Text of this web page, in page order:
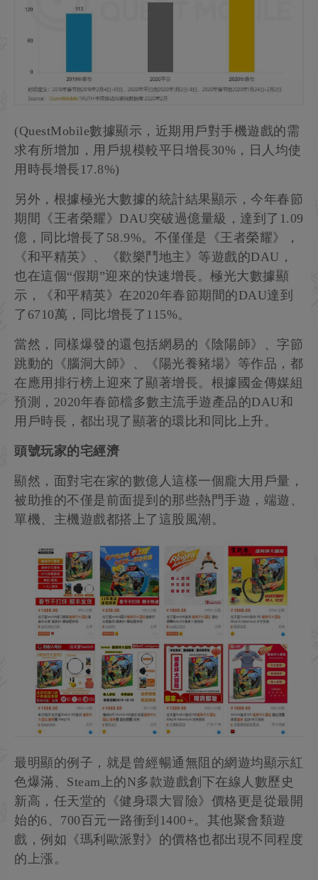
(QuestMobile數據顯示，近期用戶對手機遊戲的需
求有所增加，用戶規模較平日增長30%，日人均使
用時長增長17.8%)
另外，根據極光大數據的統計結果顯示，今年春節
期間《王者榮耀》DAU突破過億量級，達到了1.09
億，同比增長了58.9%。不僅僅是《王者榮耀》，
《和平精英》、《歡樂鬥地主》等遊戲的DAU，
也在這個“假期”迎來的快速增長。極光大數據顯
示，《和平精英》在2020年春節期間的DAU達到
了6710萬，同比增長了115%。
當然，同樣爆發的還包括網易的《陰陽師》、字節
跳動的《腦洞大師》、《陽光養豬場》等作品，都
在應用排行榜上迎來了顯著增長。根據國金傳媒組
預測，2020年春節檔多數主流手遊產品的DAU和
用戶時長，都出現了顯著的環比和同比上升。
頭號玩家的宅經濟
顯然，面對宅在家的數億人這樣一個龐大用戶量，
被助推的不僅是前面提到的那些熱門手遊，端遊、
單機、主機遊戲都搭上了這股風潮。
最明顯的例子，就是曾經暢通無阻的網遊均顯示紅
色爆滿、Steam上的N多款遊戲創下在線人數歷史
新高，任天堂的《健身環大冒險》價格更是從最開
始的6、700百元一路衝到1400+。其他聚會類遊
戲，例如《瑪利歐派對》的價格也都出現不同程度
的上漲。